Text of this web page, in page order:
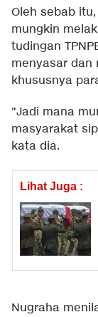
Oleh sebab
mungkin
tudingan
menyasar dan
khususnya
"Jadi mana
masyarakat
kata dia.
Lihat Juga :
Nugraha